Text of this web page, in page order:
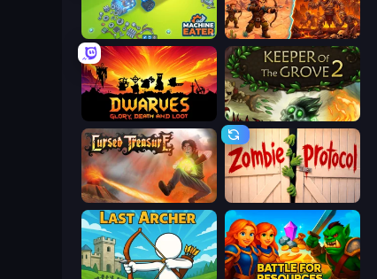
Machine Eater Last Bastion
Keeper of the Grove 2
Cursed Treasure Zombie Protocol